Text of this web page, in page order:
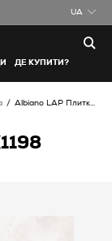
UA
ДЕ КУПИТИ?
Albiano LAP Плитка керамогранітна